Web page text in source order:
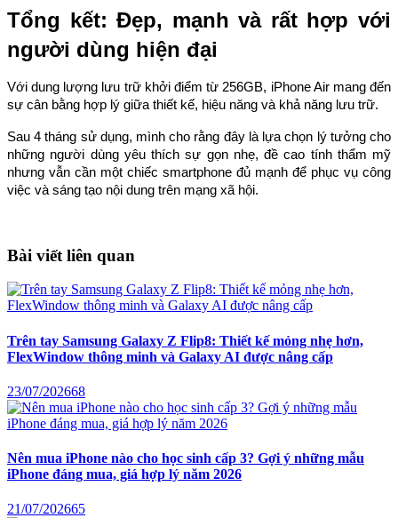
Tổng kết: Đẹp, mạnh và rất hợp với
người dùng hiện đại
Với dung lượng lưu trữ khởi điểm từ 256GB, iPhone Air mang đến
sự cân bằng hợp lý giữa thiết kế, hiệu năng và khả năng lưu trữ.
Sau 4 tháng sử dụng, mình cho rằng đây là lựa chọn lý tưởng cho
những người dùng yêu thích sự gọn nhẹ, đề cao tính thẩm mỹ
nhưng vẫn cần một chiếc smartphone đủ mạnh để phục vụ công
việc và sáng tạo nội dung trên mạng xã hội.
Bài viết liên quan
Trên tay Samsung Galaxy Z Flip8: Thiết kế mỏng nhẹ hơn,
FlexWindow thông minh và Galaxy AI được nâng cấp
23/07/202668
Nên mua iPhone nào cho học sinh cấp 3? Gợi ý những mẫu
iPhone đáng mua, giá hợp lý năm 2026
21/07/202665